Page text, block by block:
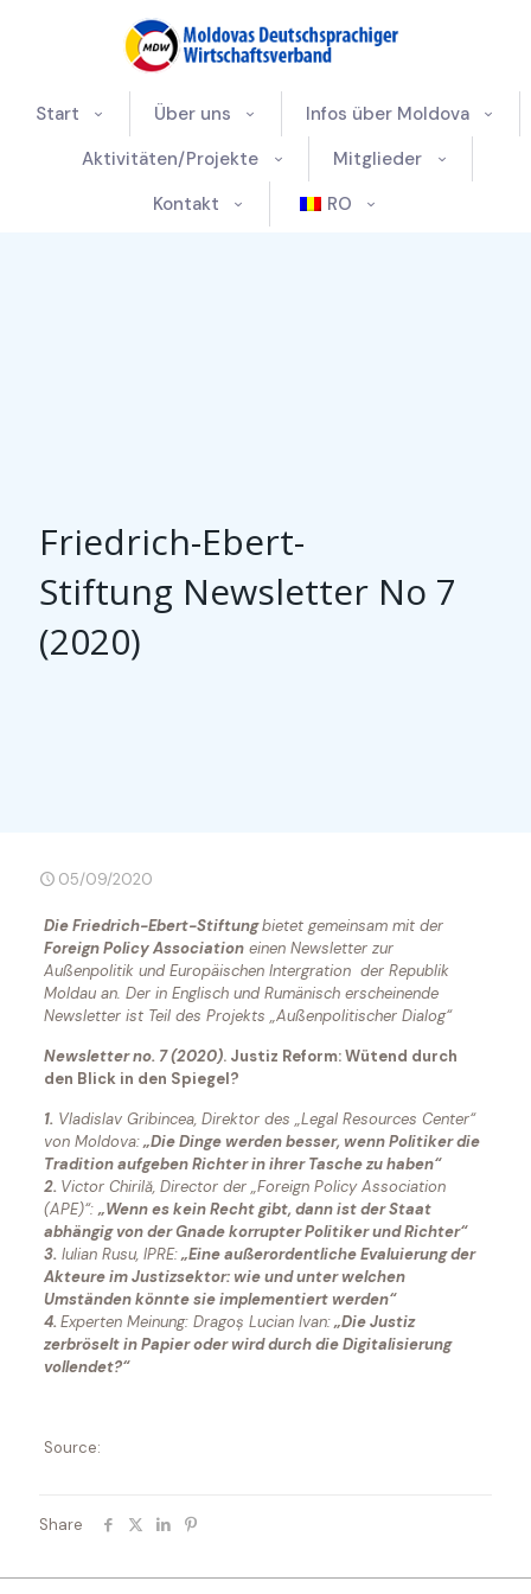
Start Über uns
Infos über Moldova
Aktivitäten/Projekte
Mitglieder
Kontakt
RO
Friedrich-Ebert-
Stiftung Newsletter No 7
(2020)
05/09/2020
Die Friedrich-Ebert-Stiftungbietet gemeinsam mit der
Foreign Policy Associationeinen Newsletter zur
Außenpolitik und Europäischen Intergration der Republik
Moldau an. Der in Englisch und Rumänisch erscheinende
Newsletter ist Teil des Projekts „Außenpolitischer Dialog“
Newsletter no. 7 (2020). Justiz Reform: Wütend durch
den Blick in den Spiegel?
1.Vladislav Gribincea, Direktor des „Legal Resources Center“
von Moldova:„Die Dinge werden besser, wenn Politiker die
Tradition aufgeben Richter in ihrer Tasche zu haben“
2. Victor Chirilă, Director der „Foreign Policy Association
(APE)“:„Wenn es kein Recht gibt, dann ist der Staat
abhängig von der Gnade korrupter Politiker und Richter“
3.Iulian Rusu, IPRE:„Eine außerordentliche Evaluierung der
Akteure im Justizsektor: wie und unter welchen
Umständen könnte sie implementiert werden“
4.Experten Meinung: Dragoș Lucian Ivan:„Die Justiz
zerbröselt in Papier oder wird durch die Digitalisierung
vollendet?“
Source:
Share